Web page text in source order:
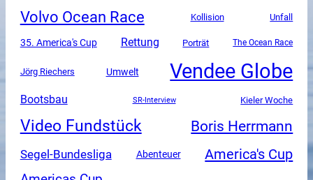
Volvo Ocean Race Kollision Unfall
35. America's Cup Rettung Porträt The Ocean Race
Jörg Riechers Umwelt Vendee Globe
Bootsbau SR-Interview Kieler Woche
Video Fundstück Boris Herrmann
Segel-Bundesliga Abenteuer America's Cup